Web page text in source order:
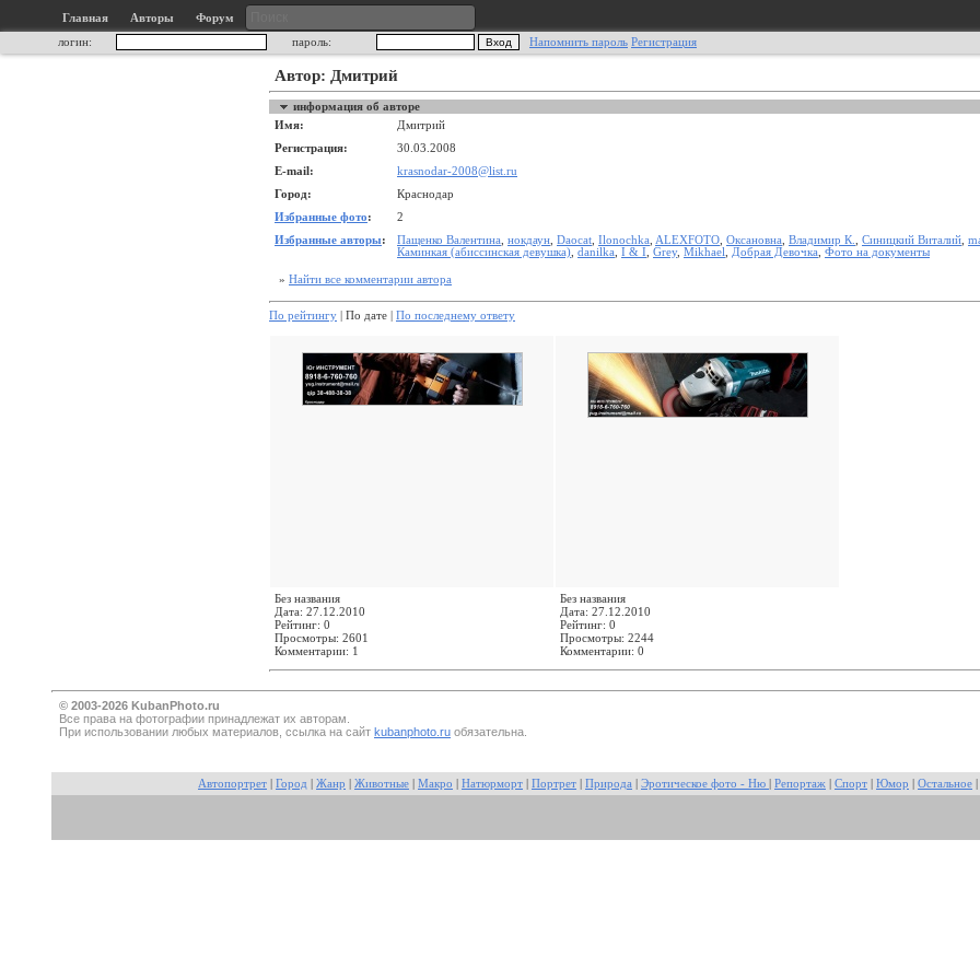
Главная Авторы
Форум
логин:
пароль: Напомнить пароль Регистрация
Автор: Дмитрий
информация об авторе
Имя:
Дмитрий
Регистрация:
30.03.2008
E-mail:
krasnodar-2008@list.ru
Город:
Краснодар
Избранные фото:
2
Избранные авторы: Пащенко Валентина нокдаун Daocat Ilonochka ALEXFOTO Оксановна Владимир К. Синицкий Виталий
Каминкая (абиссинская девушка) danilka I & I Grey, Mikhael Добрая Девочка Фото на документы
» Найти все комментарии автора
По рейтингу | По дате | По последнему ответу
Без названия
Дата: 27.12.2010
Рейтинг: 0
Просмотры: 2601
Комментарии: 1
Без названия
Дата: 27.12.2010
Рейтинг: 0
Просмотры: 2244
Комментарии: 0
© 2003-2026 KubanPhoto.ru
Все прaва на фотографии принадлежат их авторам.
При использовании любых материалов, ссылка на сайт kubanphoto.ru обязательна.
Автопортрет Город Жанр Животные Макро Натюрморт Портрет Природа Эротическое фото - Ню Репортаж Спорт Юмор Остальное